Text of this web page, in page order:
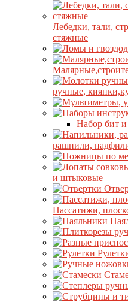
Лебедки, тали,
стяжные
ручные,
Набор бит и
рашпили,
и штыковые
Пассатижи,